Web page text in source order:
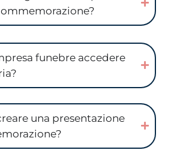
funebre accedere
una presentazione